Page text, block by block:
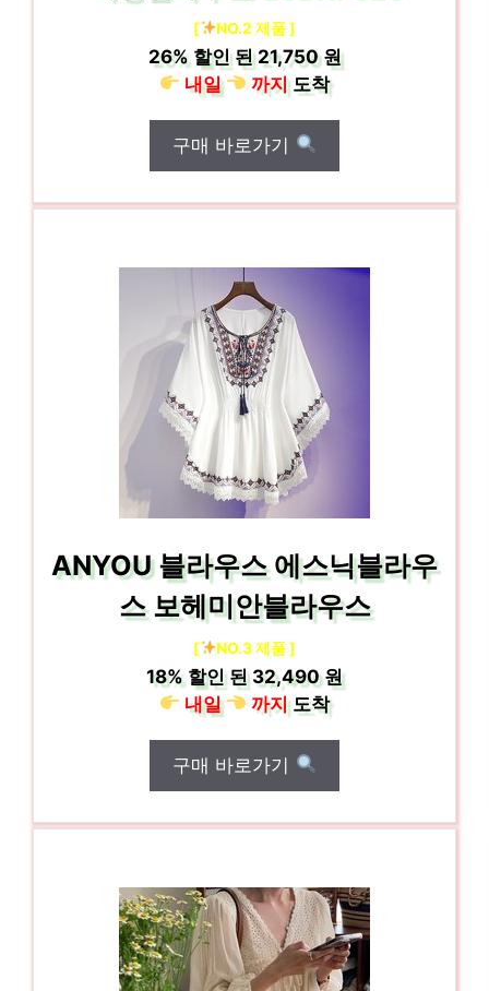
[ NO.2 제품 ]
26%할인 된21,750 원
내일
까지도착
구매 바로가기
ANYOU 블라우스 에스닉블라우
스 보헤미안블라우스
[ NO.3 제품 ]
18% 할인 된32,490 원
내일
까지도착
구매 바로가기